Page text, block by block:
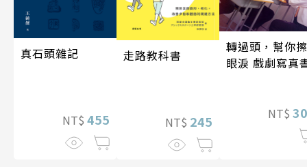
真石頭雜記
NT$ 455
走路教科書
NT$ 245
轉過頭，幫你擦
眼淚 戲劇寫真
NT$